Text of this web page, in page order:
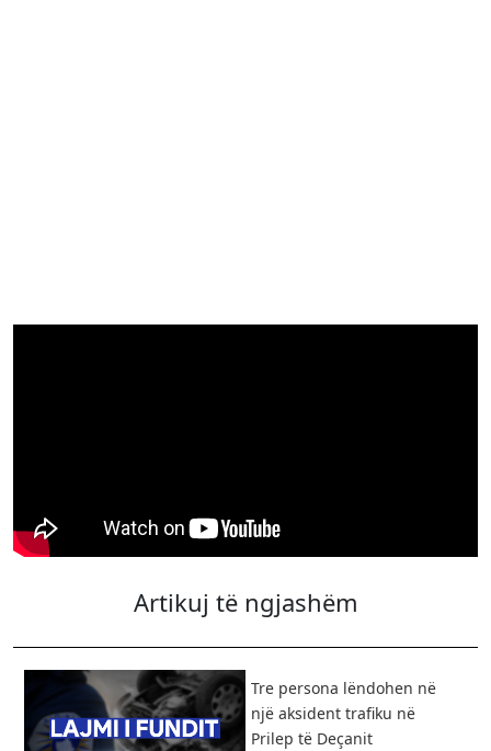
Artikuj të ngjashëm
Tre persona lëndohen në
një aksident trafiku në
Prilep të Deçanit